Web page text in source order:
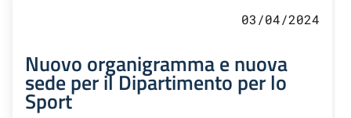
03/04/2024
Nuovo organigramma e nuova
sede per il Dipartimento per lo
Sport